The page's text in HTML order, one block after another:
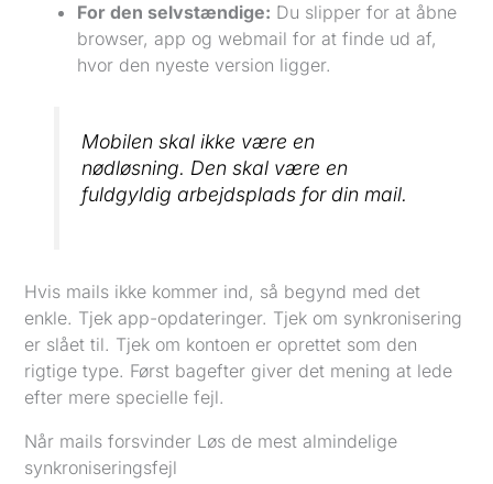
For den selvstændige: Du slipper for at åbne
browser, app og webmail for at finde ud af,
hvor den nyeste version ligger.
Mobilen skal ikke være en
nødløsning. Den skal være en
fuldgyldig arbejdsplads for din mail.
Hvis mails ikke kommer ind, så begynd med det
enkle. Tjek app-opdateringer. Tjek om synkronisering
er slået til. Tjek om kontoen er oprettet som den
rigtige type. Først bagefter giver det mening at lede
efter mere specielle fejl.
Når mails forsvinder Løs de mest almindelige
synkroniseringsfejl